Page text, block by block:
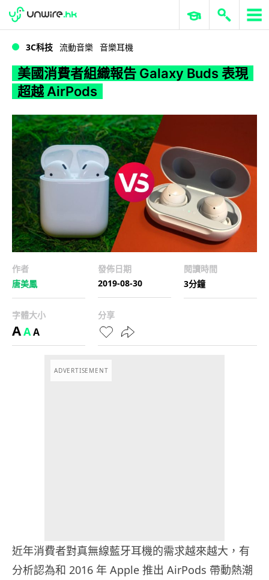
WWDC 2026 ERP 與商業 AI
3C科技 流動音樂 音樂耳機
美國消費者組織報告 Galaxy Buds 表現
超越 AirPods
作者
唐美鳳
發佈日期
2019-08-30
閱讀時間
3分鐘
字體大小
AAA
分享
ADVERTISEMENT
近年消費者對真無線藍牙耳機的需求越來越大，有
分析認為和 2016 年 Apple 推出 AirPods 帶動熱潮